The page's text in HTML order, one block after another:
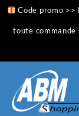
Skip
content
Code promo >>
toute